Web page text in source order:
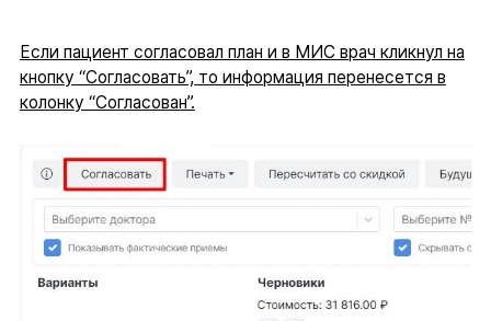
Если пациент согласовал план и в МИС врач кликнул на
кнопку “Согласовать”, то информация перенесется в
колонку “Согласован”.